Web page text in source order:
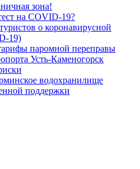
зона!
на COVID-19?
о коронавирусной
19)
паромной переправы
Усть-Каменогорск
водохранилище
поддержки